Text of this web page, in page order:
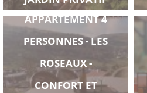
APPARTEMENT 4
PERSONNES - LES
ROSEAUX -
CONFORT ET